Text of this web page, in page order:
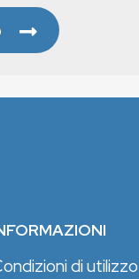
di utilizzo